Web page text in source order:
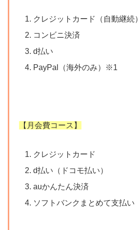
クレジットカード（自動継続）
コンビニ決済
d払い
PayPal（海外のみ）※1
【月会費コース】
クレジットカード
d払い（ ドコモ払い）
auかんたん決済
ソフトバンクまとめて支払い